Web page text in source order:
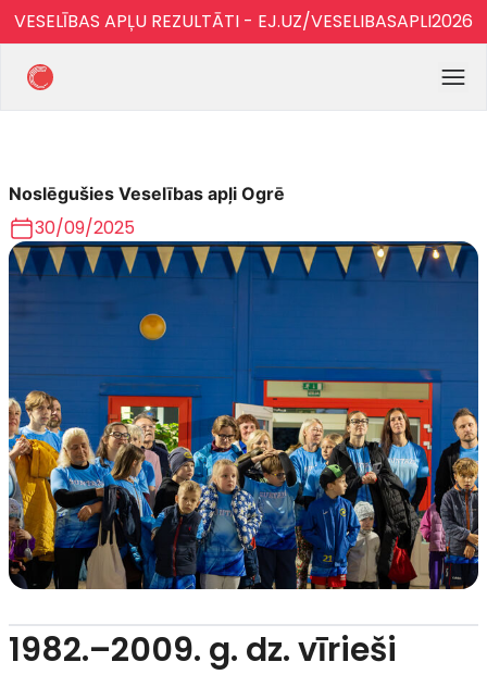
VESELĪBAS APĻU REZULTĀTI - EJ.UZ/VESELIBASAPLI2026
Noslēgušies Veselības apļi Ogrē
30/09/2025
1982.–2009. g. dz. vīrieši